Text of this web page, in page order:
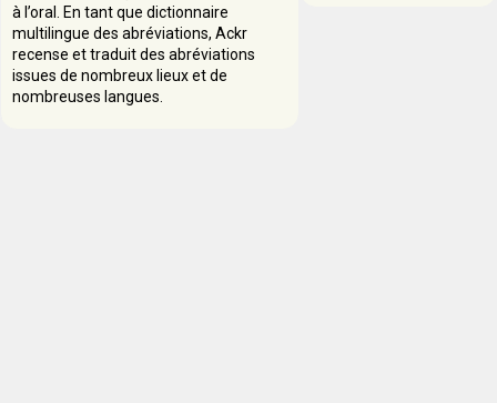
à l’oral. En tant que dictionnaire
multilingue des abréviations, Ackr
recense et traduit des abréviations
issues de nombreux lieux et de
nombreuses langues.